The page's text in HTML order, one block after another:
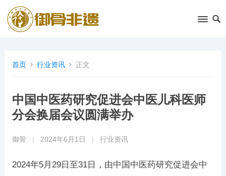
首页 行业资讯 正文
中国中医药研究促进会中医儿科医师
分会换届会议圆满举办
御骨 2024年6月1日 行业资讯
2024年5月29日至31日，由中国中医药研究促进会中